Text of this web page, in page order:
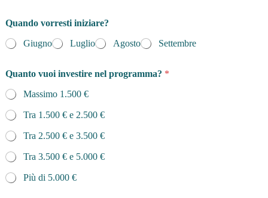
Quando vorresti iniziare?
Giugno
Luglio Agosto Settembre
Quanto vuoi investire nel programma? *
Massimo 1.500 €
Tra 1.500 € e 2.500 €
Tra 2.500 € e 3.500 €
Tra 3.500 € e 5.000 €
Più di 5.000 €